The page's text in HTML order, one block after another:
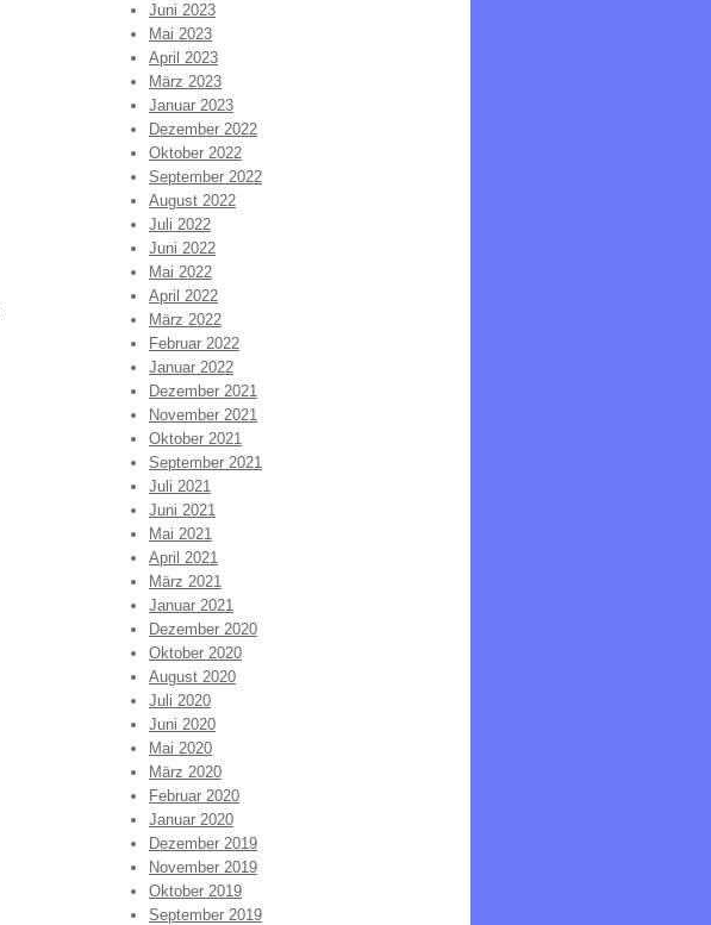
Juni 2023
Mai 2023
April 2023
März 2023
Januar 2023
Dezember 2022
Oktober 2022
September 2022
August 2022
Juli 2022
Juni 2022
Mai 2022
April 2022
März 2022
Februar 2022
Januar 2022
Dezember 2021
November 2021
Oktober 2021
September 2021
Juli 2021
Juni 2021
Mai 2021
April 2021
März 2021
Januar 2021
Dezember 2020
Oktober 2020
August 2020
Juli 2020
Juni 2020
Mai 2020
März 2020
Februar 2020
Januar 2020
Dezember 2019
November 2019
Oktober 2019
September 2019